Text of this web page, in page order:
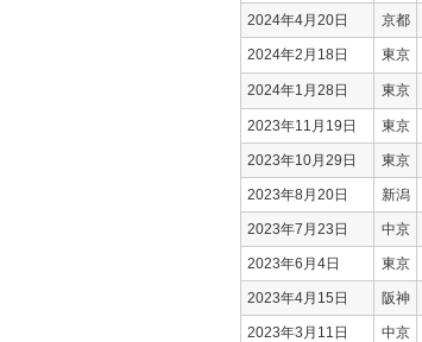
2024年4月20日 京都
2024年2月18日 東京
2024年1月28日 東京
2023年11月19日 東京
2023年10月29日 東京
2023年8月20日 新潟
2023年7月23日 中京
2023年6月4日 東京
2023年4月15日 阪神
2023年3月11日 中京